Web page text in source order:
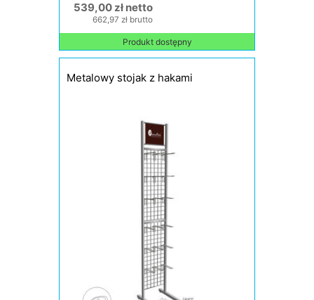
539,00 zł netto
662,97 zł brutto
Produkt dostępny
Metalowy stojak z hakami